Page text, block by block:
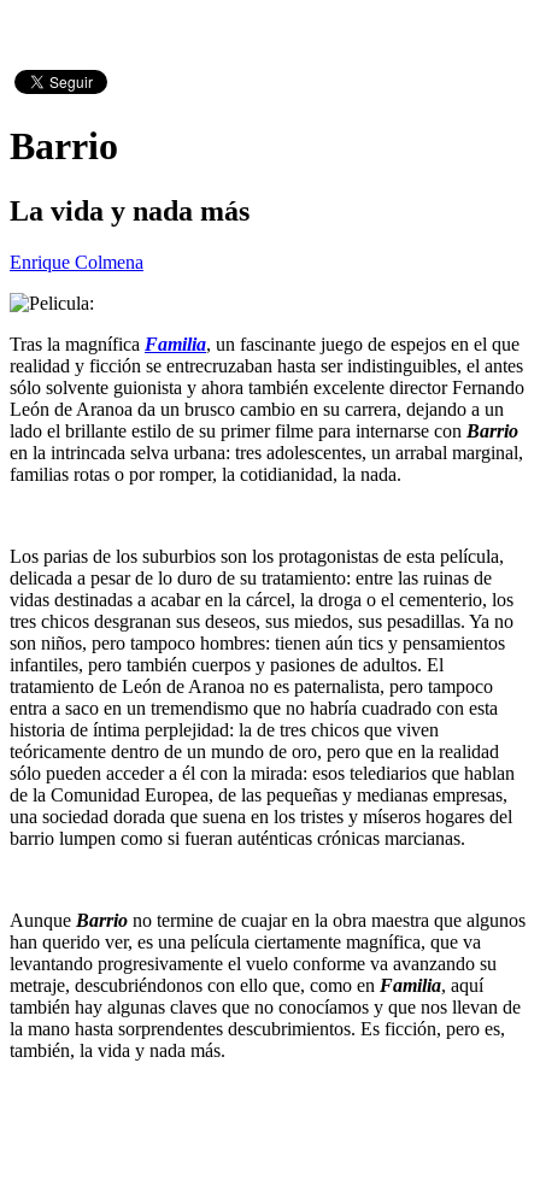
Barrio
La vida y nada más
Enrique Colmena
Tras la magnífica Familia, un fascinante juego de espejos en el que
realidad y ficción se entrecruzaban hasta ser indistinguibles, el antes
sólo solvente guionista y ahora también excelente director Fernando
León de Aranoa da un brusco cambio en su carrera, dejando a un
lado el brillante estilo de su primer filme para internarse con Barrio
en la intrincada selva urbana: tres adolescentes, un arrabal marginal,
familias rotas o por romper, la cotidianidad, la nada.
Los parias de los suburbios son los protagonistas de esta película,
delicada a pesar de lo duro de su tratamiento: entre las ruinas de
vidas destinadas a acabar en la cárcel, la droga o el cementerio, los
tres chicos desgranan sus deseos, sus miedos, sus pesadillas. Ya no
son niños, pero tampoco hombres: tienen aún tics y pensamientos
infantiles, pero también cuerpos y pasiones de adultos. El
tratamiento de León de Aranoa no es paternalista, pero tampoco
entra a saco en un tremendismo que no habría cuadrado con esta
historia de íntima perplejidad: la de tres chicos que viven
teóricamente dentro de un mundo de oro, pero que en la realidad
sólo pueden acceder a él con la mirada: esos telediarios que hablan
de la Comunidad Europea, de las pequeñas y medianas empresas,
una sociedad dorada que suena en los tristes y míseros hogares del
barrio lumpen como si fueran auténticas crónicas marcianas.
Aunque Barrio no termine de cuajar en la obra maestra que algunos
han querido ver, es una película ciertamente magnífica, que va
levantando progresivamente el vuelo conforme va avanzando su
metraje, descubriéndonos con ello que, como en Familia, aquí
también hay algunas claves que no conocíamos y que nos llevan de
la mano hasta sorprendentes descubrimientos. Es ficción, pero es,
también, la vida y nada más.